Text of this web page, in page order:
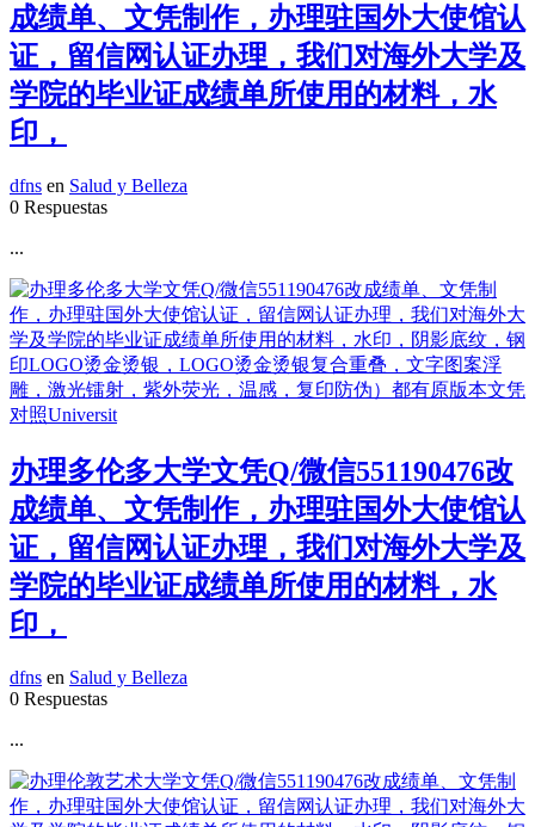
成绩单、文凭制作，办理驻国外大使馆认
证，留信网认证办理，我们对海外大学及
学院的毕业证成绩单所使用的材料，水
印，
dfns en Salud y Belleza
0 Respuestas
...
办理多伦多大学文凭Q/微信551190476改
成绩单、文凭制作，办理驻国外大使馆认
证，留信网认证办理，我们对海外大学及
学院的毕业证成绩单所使用的材料，水
印，
dfns en Salud y Belleza
0 Respuestas
...